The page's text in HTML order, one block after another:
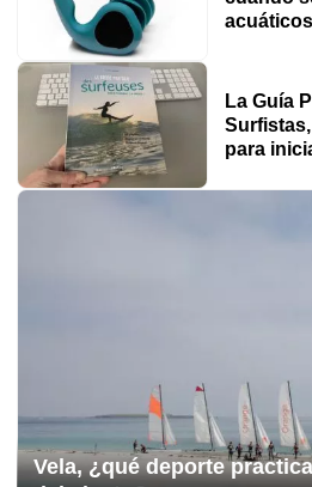
La Guía
para
Vela, ¿qué deporte